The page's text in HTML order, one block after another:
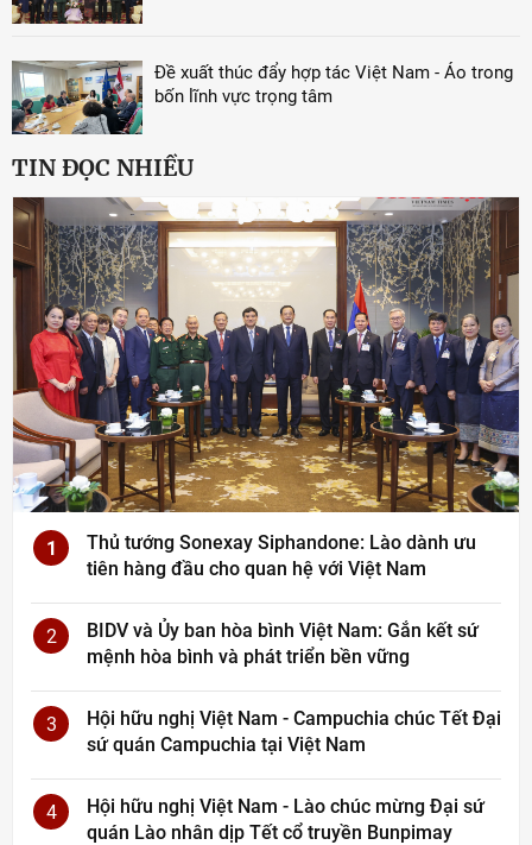
Đề xuất thúc đẩy hợp tác Việt Nam - Áo trong
bốn lĩnh vực trọng tâm
TIN ĐỌC NHIỀU
1
Thủ tướng Sonexay Siphandone: Lào dành ưu
tiên hàng đầu cho quan hệ với Việt Nam
2
BIDV và Ủy ban hòa bình Việt Nam: Gắn kết sứ
mệnh hòa bình và phát triển bền vững
3
Hội hữu nghị Việt Nam - Campuchia chúc Tết Đại
sứ quán Campuchia tại Việt Nam
4
Hội hữu nghị Việt Nam - Lào chúc mừng Đại sứ
quán Lào nhân dịp Tết cổ truyền Bunpimay